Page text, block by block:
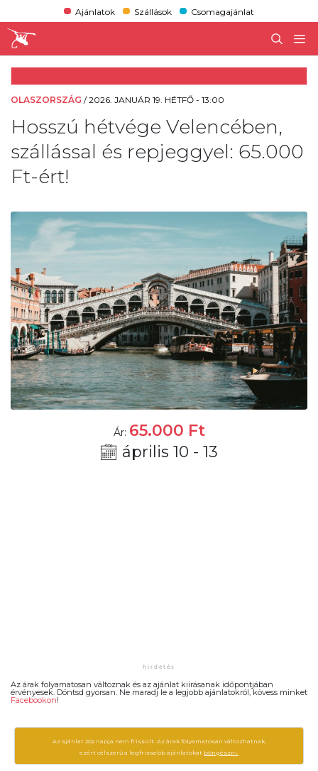
Ajánlatok Szállások Csomagajánlat
OLASZORSZÁG /2026. JANUÁR 19. HÉTFŐ - 13:00
Hosszú hétvége Velencében,
szállással és repjeggyel: 65.000
Ft-ért!
Ár: 65.000 Ft
április 10 - 13
Az árak folyamatosan változnak és az ajánlat kiírásanak időpontjában
érvényesek. Döntsd gyorsan. Ne maradj le a legjobb ajánlatokról, kövess minket
Facebookon!
Az ajánlat 202 napja nem frissült. Az árak folyamatosan változhatnak,
ezért célszerű a legfrissebb ajánlatokat böngészni.